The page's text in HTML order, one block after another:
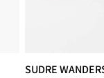
SUDRE